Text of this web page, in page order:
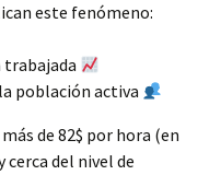
este fenómeno:
población activa
de 82$ por hora (en
cerca del nivel de